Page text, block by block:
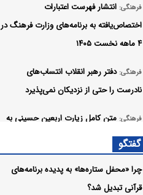
فرهنگی: انتشار فهرست اعتبارات
اختصاص‌یافته به برنامه‌های وزارت فرهنگ در
۴ ماهه نخست ۱۴۰۵
فرهنگی: دفتر رهبر انقلاب انتساب‌های
نادرست را حتی از نزدیکان نمی‌پذیرد
فرهنگی: متن کامل زیارت اربعین حسینی به
همراه ترجمه +صوت
صوت:
دانلود زیارت جامعه کبیره با صدای علی
فانی
گفتگو
چرا «محفل ستاره‌ها» به پدیده برنامه‌های
قرآنی تبدیل شد؟